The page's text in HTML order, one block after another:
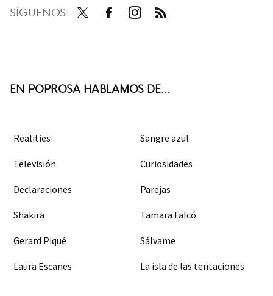
SÍGUENOS
EN POPROSA HABLAMOS DE...
Realities Sangre azul
Televisión Curiosidades
Declaraciones Parejas
Shakira Tamara Falcó
Gerard Piqué Sálvame
Laura Escanes La isla de las tentaciones